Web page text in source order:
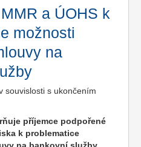
a ÚOHS k
možnosti
na
souvislosti s ukončením
příjemce podpořené
k problematice